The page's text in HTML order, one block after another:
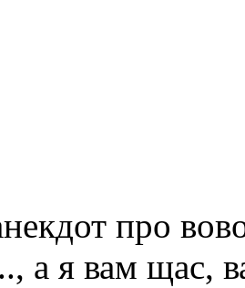
про
а я вам щас,